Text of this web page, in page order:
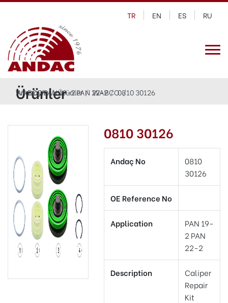
TR EN ES RU
Ürünler
Anasayfa Ürünler WABCO
WABCO PAN 19-2 PAN 22-2 0810 30126
0810 30126
Andaç No
0810
30126
OE Reference No
Application
PAN 19-
2 PAN
22-2
Description
Caliper
Repair
Kit